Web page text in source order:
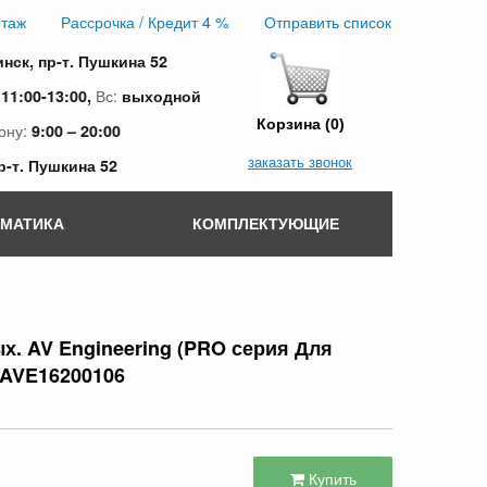
Рассрочка / Кредит 4 % Отправить список
пр-т. Пушкина 52
11:00-13:00, Вс: выходной
9:00 – 20:00
т. Пушкина 52
Корзина (0)
заказать звонок
КОМПЛЕКТУЮЩИЕ
AV Engineering (PRO серия Для
Купить